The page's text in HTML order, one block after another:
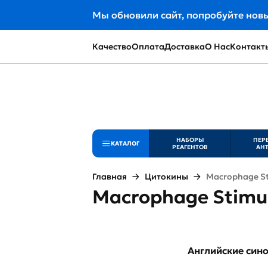
Мы обновили сайт, попробуйте
КачествоОплатаДоставкаО Нас
КАТАЛОГ
НАБОРЫ
РЕАГЕНТОВ
Главная Цитокины Macrophage
Macrophage
Английские